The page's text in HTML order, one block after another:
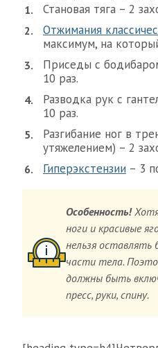
Становая тяга – 2
Отжимания
максимум, на
Приседы с
10 раз.
Разводка рук с
10 раз.
Разгибание ног в
утяжелением) – 2
Гиперэкстензии – 3
Особенность!
ноги и красивые
нельзя оставлять
части тела.
должны быть
пресс, руки, спину.